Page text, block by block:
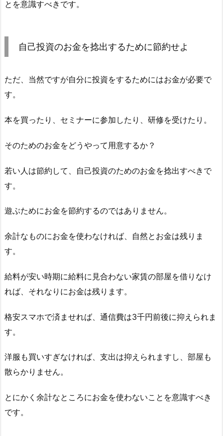
とを意識すべきです。
自己投資のお金を捻出するために節約せよ
ただ、当然ですが自分に投資をするためにはお金が必要で
す。
本を買ったり、セミナーに参加したり、研修を受けたり。
そのためのお金をどうやって用意するか？
若い人は節約して、自己投資のためのお金を捻出すべきで
す。
遊ぶためにお金を節約するのではありません。
余計なものにお金を使わなければ、自然とお金は残りま
す。
給料が安い時期に給料に見合わない家賃の部屋を借りなけ
れば、それなりにお金は残ります。
格安スマホで済ませれば、通信費は3千円前後に抑えられま
す。
洋服も買いすぎなければ、支出は抑えられますし、部屋も
散らかりません。
とにかく余計なところにお金を使わないことを意識すべき
です。